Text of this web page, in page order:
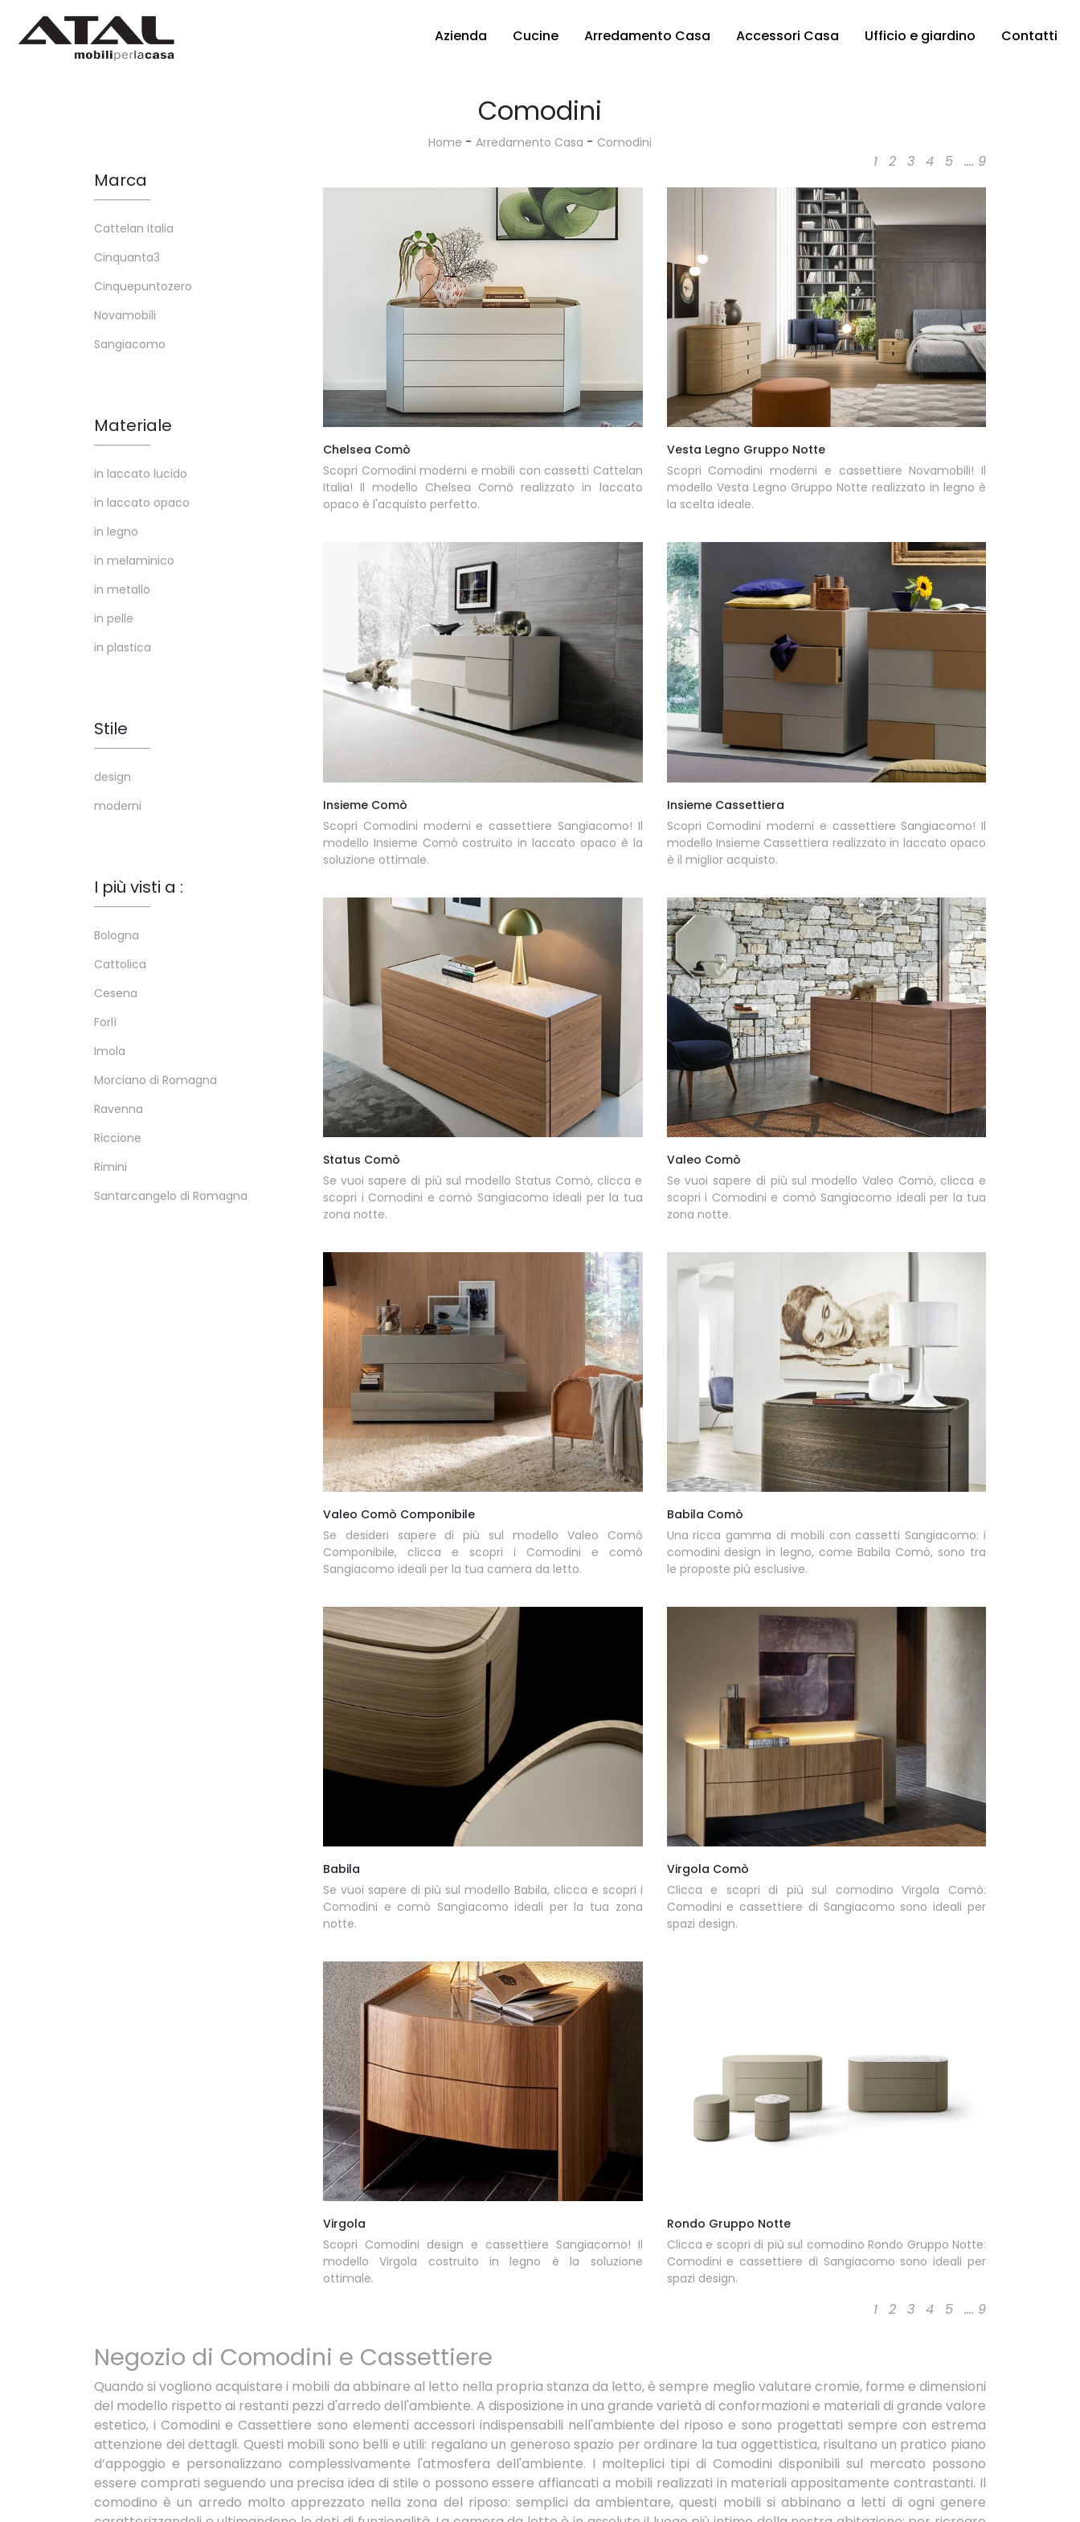
Azienda Cucine Arredamento Casa Accessori Casa Ufficio e giardino Contatti
Comodini
Home - Arredamento Casa - Comodini
1 2 3 4 5 .... 9
Chelsea Comò
Scopri Comodini moderni e mobili con cassetti Cattelan
Italia! Il modello Chelsea Comò realizzato in laccato
opaco è l'acquisto perfetto.
Vesta Legno Gruppo Notte
Scopri Comodini moderni e cassettiere Novamobili! Il
modello Vesta Legno Gruppo Notte realizzato in legno è
la scelta ideale.
Insieme Comò
Scopri Comodini moderni e cassettiere Sangiacomo! Il
modello Insieme Comò costruito in laccato opaco è la
soluzione ottimale.
Insieme Cassettiera
Scopri Comodini moderni e cassettiere Sangiacomo! Il
modello Insieme Cassettiera realizzato in laccato opaco
è il miglior acquisto.
Status Comò
Se vuoi sapere di più sul modello Status Comò, clicca e
scopri i Comodini e comò Sangiacomo ideali per la tua
zona notte.
Valeo Comò
Se vuoi sapere di più sul modello Valeo Comò, clicca e
scopri i Comodini e comò Sangiacomo ideali per la tua
zona notte.
Valeo Comò Componibile
Se desideri sapere di più sul modello Valeo Comò
Componibile, clicca e scopri i Comodini e comò
Sangiacomo ideali per la tua camera da letto.
Babila Comò
Una ricca gamma di mobili con cassetti Sangiacomo: i
comodini design in legno, come Babila Comò, sono tra
le proposte più esclusive.
Babila
Se vuoi sapere di più sul modello Babila, clicca e scopri i
Comodini e comò Sangiacomo ideali per la tua zona
notte.
Virgola Comò
Clicca e scopri di più sul comodino Virgola Comò:
Comodini e cassettiere di Sangiacomo sono ideali per
spazi design.
Virgola
Scopri Comodini design e cassettiere Sangiacomo! Il
modello Virgola costruito in legno è la soluzione
ottimale.
Rondo Gruppo Notte
Clicca e scopri di più sul comodino Rondo Gruppo Notte:
Comodini e cassettiere di Sangiacomo sono ideali per
spazi design.
1 2 3 4 5 .... 9
Marca
Cattelan Italia
Cinquanta3
Cinquepuntozero
Novamobili
Sangiacomo
Materiale
in laccato lucido
in laccato opaco
in legno
in melaminico
in metallo
in pelle
in plastica
Stile
design
moderni
I più visti a :
Bologna
Cattolica
Cesena
Forlì
Imola
Morciano di Romagna
Ravenna
Riccione
Rimini
Santarcangelo di Romagna
Negozio di Comodini e Cassettiere
Quando si vogliono acquistare i mobili da abbinare al letto nella propria stanza da letto, è sempre meglio valutare cromie, forme e dimensioni
del modello rispetto ai restanti pezzi d'arredo dell'ambiente. A disposizione in una grande varietà di conformazioni e materiali di grande valore
estetico, i Comodini e Cassettiere sono elementi accessori indispensabili nell'ambiente del riposo e sono progettati sempre con estrema
attenzione dei dettagli. Questi mobili sono belli e utili: regalano un generoso spazio per ordinare la tua oggettistica, risultano un pratico piano
d’appoggio e personalizzano complessivamente l'atmosfera dell'ambiente. I molteplici tipi di Comodini disponibili sul mercato possono
essere comprati seguendo una precisa idea di stile o possono essere affiancati a mobili realizzati in materiali appositamente contrastanti. Il
comodino è un arredo molto apprezzato nella zona del riposo: semplici da ambientare, questi mobili si abbinano a letti di ogni genere